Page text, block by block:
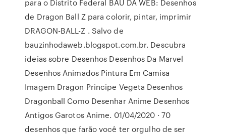
para o Distrito Federal BAÚ DA WEB: Desenhos
de Dragon Ball Z para colorir, pintar, imprimir
DRAGON-BALL-Z . Salvo de
bauzinhodaweb.blogspot.com.br. Descubra
ideias sobre Desenhos Desenhos Da Marvel
Desenhos Animados Pintura Em Camisa
Imagem Dragon Principe Vegeta Desenhos
Dragonball Como Desenhar Anime Desenhos
Antigos Garotos Anime. 01/04/2020 · 70
desenhos que farão você ter orgulho de ser